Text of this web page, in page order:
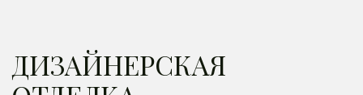
Узнавайте об акциях
и скидках первыми!